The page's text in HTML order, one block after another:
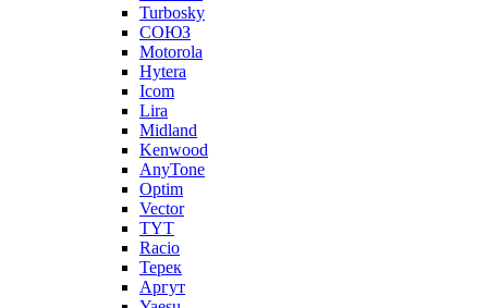
Turbosky
СОЮЗ
Motorola
Hytera
Icom
Lira
Midland
Kenwood
AnyTone
Optim
Vector
TYT
Racio
Терек
Аргут